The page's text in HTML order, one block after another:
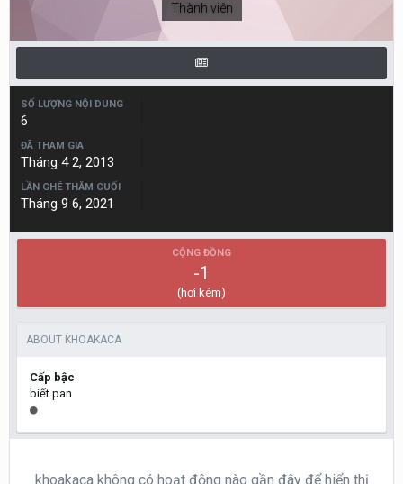
Thành viên
SỐ LƯỢNG NỘI DUNG
6
ĐÃ THAM GIA
Tháng 4 2, 2013
LẦN GHÉ THĂM CUỐI
Tháng 9 6, 2021
CỘNG ĐỒNG
-1
(hơi kém)
ABOUT KHOAKACA
Cấp bậc
biết pan
khoakaca không có hoạt động nào gần đây để hiển thị